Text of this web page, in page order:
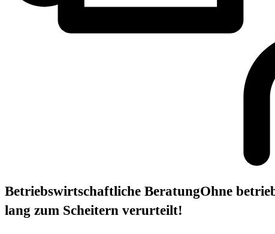
Betriebswirtschaftliche BeratungOhne
lang zum Scheitern verurteilt!